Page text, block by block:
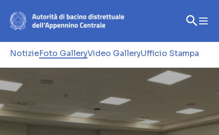
NotizieFoto GalleryVideo GalleryUfficio Stampa